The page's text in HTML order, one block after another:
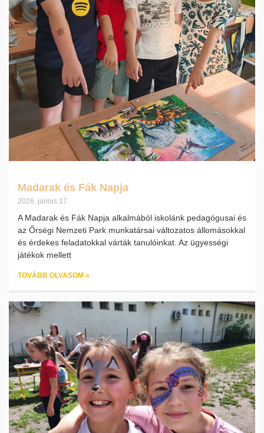
Madarak és Fák Napja
2026. június 17.
A Madarak és Fák Napja alkalmából iskolánk pedagógusai és
az Őrségi Nemzeti Park munkatársai változatos állomásokkal
és érdekes feladatokkal várták tanulóinkat. Az ügyességi
játékok mellett
TOVÁBB OLVASOM »